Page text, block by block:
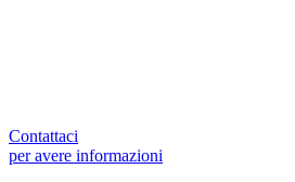
Contattaci
per avere informazioni